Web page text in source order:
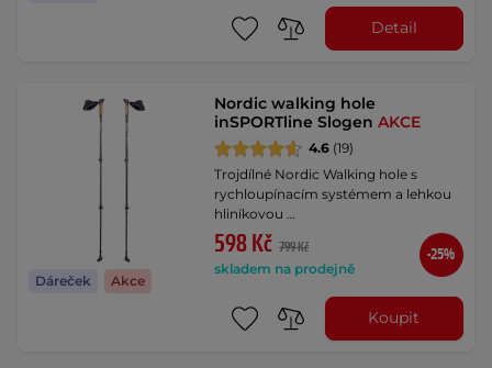
Detail
Dáreček Akce
Nordic walking hole
inSPORTline SlogenAKCE
4.6 (19)
Trojdílné Nordic Walking hole s
rychloupínacím systémem a lehkou
hliníkovou …
598 Kč 799 Kč
skladem na prodejně
-25%
Koupit